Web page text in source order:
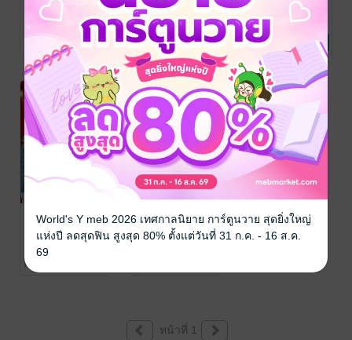
ปิ๊งซะเลย (Hate
For Love)
ตาหมีตังใจ
/ กรุ่น
โกโก้
นิยายวาย Boy
Love / Yaoi
จะไม่รัก You're
My Last Love
ตาหมีตังใจ/ กรุ่น
โกโก้
นิยายวาย Boy
Love / Yaoi
No Rating
หัวโจก Bad
Classmate Is
My Love
ตาหมีตังใจ/ กรุ่น
โกโก้
นิยายวาย Boy
Love / Yaoi
1 Rating
นายซุปตาร์
ตาหมีตังใจ/ กรุ่น
โกโก้
นิยายวาย Boy
Love / Yaoi
No Rating
นายเจ้าชู้
Playboy Game
ตาหมีตังใจ/ กรุ่น
Love / Yaoi
หน้าที่ 1
World's Y meb 2026 เทศกาลนิยาย การ์ตูนวาย สุดยิ่งใหญ่
แห่งปี ลดสุดฟิน สูงสุด 80% ตั้งแต่วันที่ 31 ก.ค. - 16 ส.ค.
69